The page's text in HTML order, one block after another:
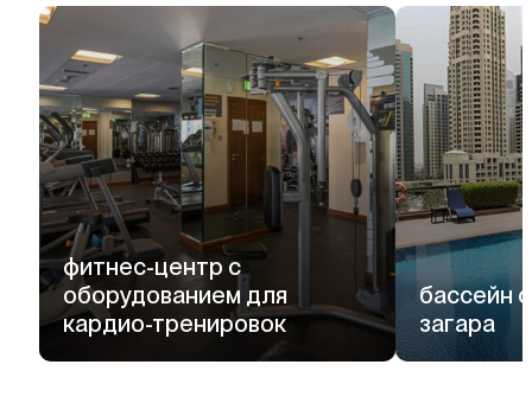
фитнес-центр с
оборудованием для
кардио-тренировок
бассейн
загара